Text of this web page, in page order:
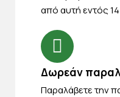
από αυτή εντός
Δωρεάν
Παραλάβετε την